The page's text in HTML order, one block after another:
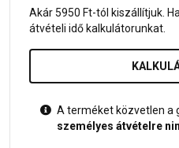
Akár 5950 Ft-tól kiszállítjuk.
átvételi idő kalkulátorunkat.
A terméket közvetlen a
személyes átvételre